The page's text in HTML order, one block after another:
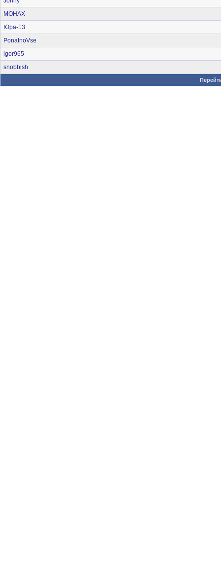
MOHAX
Юра-13
PonatnoVse
igor965
snobbish